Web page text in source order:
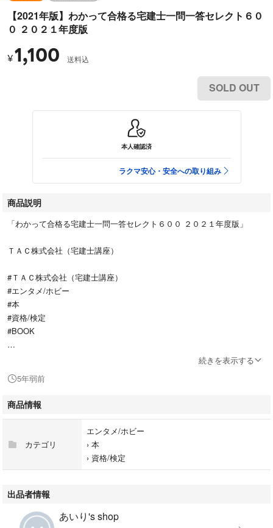
【2021年版】わかって合格る宅建士一問一答セレクト６０
０ ２０２１年度版
¥1,100 送料込
SOLD OUT
本人確認済
ラクマ安心・安全への取り組み
商品説明
「わかって合格る宅建士一問一答セレクト６００ ２０２１年度版」
ＴＡＣ株式会社（宅建士講座）
#ＴＡＣ株式会社（宅建士講座）
#エンタメ/ホビー
#本
#資格/検定
#BOOK
続きを表示する
5年弱前
商品情報
カテゴリ
エンタメ/ホビー
› 本
› 資格/検定
出品者情報
あいり's shop